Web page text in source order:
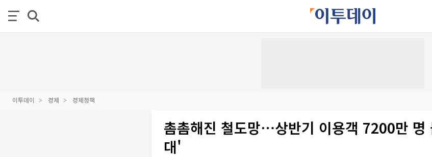
이투데이 경제 경제정책
촘촘해진 철도망⋯상반기 이용객 7200만 명
대'